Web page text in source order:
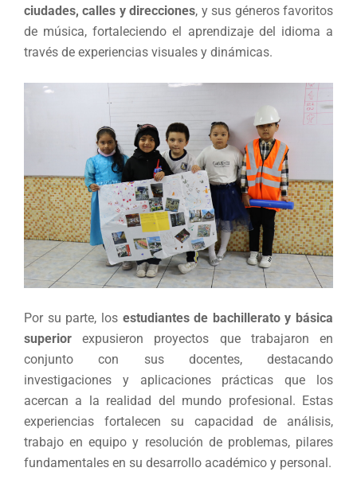
ciudades, calles y direcciones, y sus géneros favoritos
de música, fortaleciendo el aprendizaje del idioma a
través de experiencias visuales y dinámicas.
Por su parte, los estudiantes de bachillerato y básica
superior expusieron proyectos que trabajaron en
conjunto con sus docentes, destacando
investigaciones y aplicaciones prácticas que los
acercan a la realidad del mundo profesional. Estas
experiencias fortalecen su capacidad de análisis,
trabajo en equipo y resolución de problemas, pilares
fundamentales en su desarrollo académico y personal.